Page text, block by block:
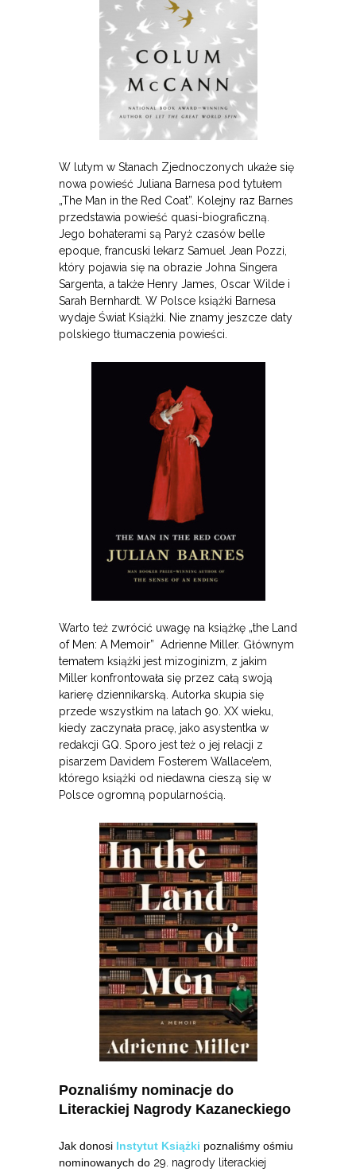
W lutym w Stanach Zjednoczonych ukaże się
nowa powieść Juliana Barnesa pod tytułem
„The Man in the Red Coat”. Kolejny raz Barnes
przedstawia powieść quasi-biograficzną.
Jego bohaterami są Paryż czasów belle
epoque, francuski lekarz Samuel Jean Pozzi,
który pojawia się na obrazie Johna Singera
Sargenta, a także Henry James, Oscar Wilde i
Sarah Bernhardt. W Polsce książki Barnesa
wydaje Świat Książki. Nie znamy jeszcze daty
polskiego tłumaczenia powieści.
Warto też zwrócić uwagę na książkę „the Land
of Men: A Memoir” Adrienne Miller. Głównym
tematem książki jest mizoginizm, z jakim
Miller konfrontowała się przez całą swoją
karierę dziennikarską. Autorka skupia się
przede wszystkim na latach 90. XX wieku,
kiedy zaczynała pracę, jako asystentka w
redakcji GQ. Sporo jest też o jej relacji z
pisarzem Davidem Fosterem Wallace’em,
którego książki od niedawna cieszą się w
Polsce ogromną popularnością.
Poznaliśmy nominacje do
Literackiej Nagrody Kazaneckiego
Jak donosi Instytut Książki poznaliśmy ośmiu
nominowanych do 29. nagrody literackiej